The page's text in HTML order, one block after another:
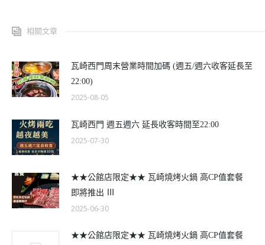
相關文章
瓦崎西門周末營業時間加碼 (週五/週六收客延長至
22:00)
2025-08-05
瓦崎西門 週五週六 延長收客時間至22:00
2025-07-30
★★公館店限定★★ 瓦崎燒烤火鍋 高CP值套餐
即將推出 Ⅲ
2025-06-30
★★公館店限定★★ 瓦崎燒烤火鍋 高CP值套餐